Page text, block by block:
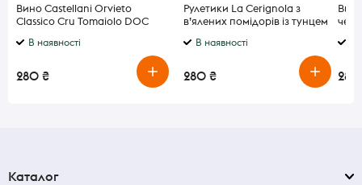
Вино Castellani Orvieto
Classico Cru Tomaiolo DOC
В наявності
280 ₴
Рулетики La Cerignola з
в’ялених помідорів із тунцем
В наявності
280 ₴
Каталог